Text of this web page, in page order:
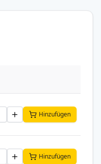
Hinzufügen
Hinzufügen